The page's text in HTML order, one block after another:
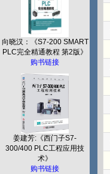
向晓汉：《S7-200 SMART
PLC完全精通教程 第2版》
购书链接
姜建芳:《西门子S7-
300/400 PLC工程应用技
术》
购书链接